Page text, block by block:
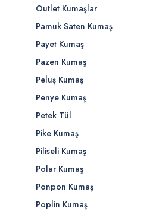
Outlet Kumaşlar
Pamuk Saten Kumaş
Payet Kumaş
Pazen Kumaş
Peluş Kumaş
Penye Kumaş
Petek Tül
Pike Kumaş
Piliseli Kumaş
Polar Kumaş
Ponpon Kumaş
Poplin Kumaş